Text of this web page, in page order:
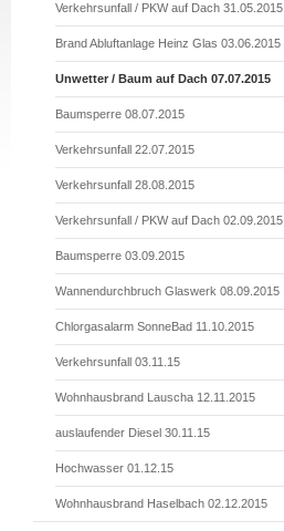
Verkehrsunfall / PKW auf Dach 31.05.2015
Brand Abluftanlage Heinz Glas 03.06.2015
Unwetter / Baum auf Dach 07.07.2015
Baumsperre 08.07.2015
Verkehrsunfall 22.07.2015
Verkehrsunfall 28.08.2015
Verkehrsunfall / PKW auf Dach 02.09.2015
Baumsperre 03.09.2015
Wannendurchbruch Glaswerk 08.09.2015
Chlorgasalarm SonneBad 11.10.2015
Verkehrsunfall 03.11.15
Wohnhausbrand Lauscha 12.11.2015
auslaufender Diesel 30.11.15
Hochwasser 01.12.15
Wohnhausbrand Haselbach 02.12.2015